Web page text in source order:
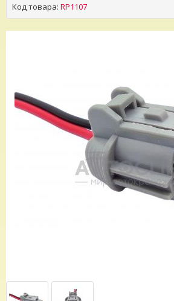
Код товара: RP1107